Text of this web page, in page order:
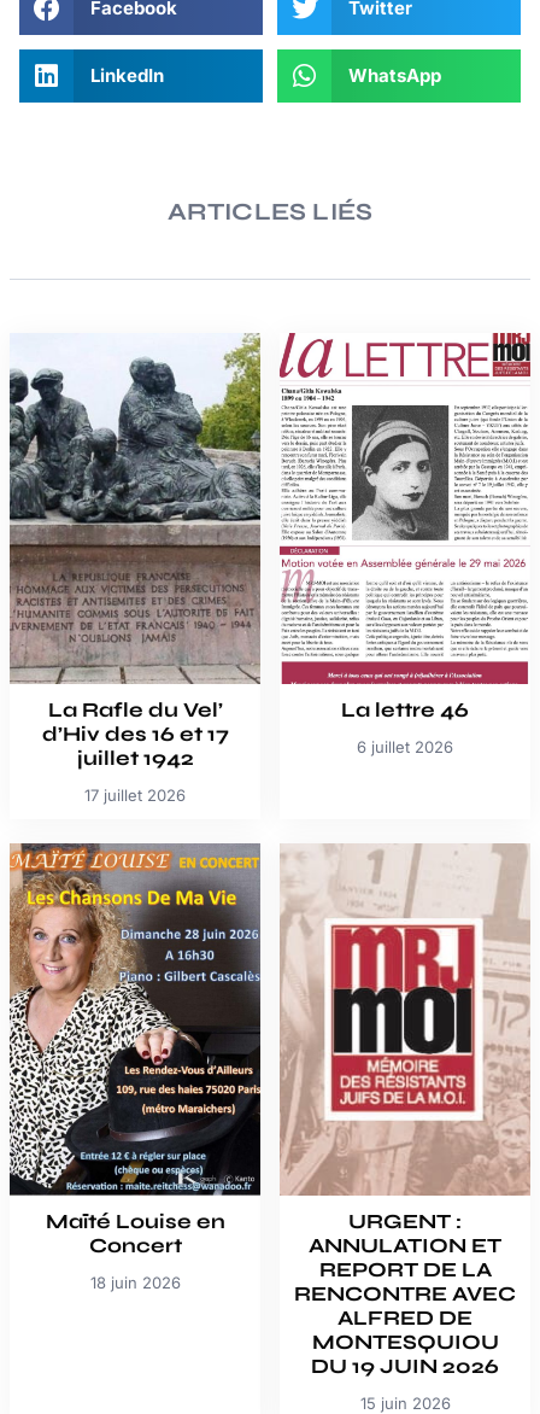
Facebook Twitter
LinkedIn WhatsApp
ARTICLES LIÉS
La Rafle du Vel’
d’Hiv des 16 et 17
juillet 1942
17 juillet 2026
La lettre 46
6 juillet 2026
Maïté Louise en
Concert
18 juin 2026
URGENT :
ANNULATION ET
REPORT DE LA
RENCONTRE AVEC
ALFRED DE
MONTESQUIOU
DU 19 JUIN 2026
15 juin 2026